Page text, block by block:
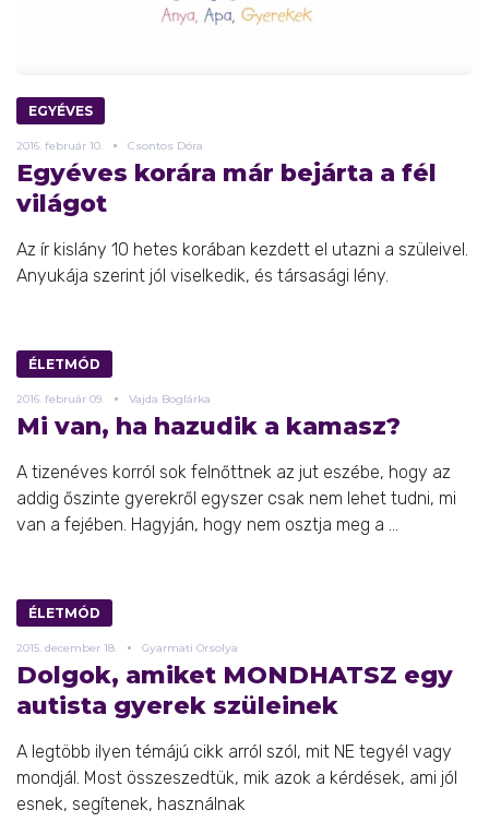
EGYÉVES
2016. február 10. Csontos Dóra
Egyéves korára már bejárta a fél
világot
Az ír kislány 10 hetes korában kezdett el utazni a szüleivel.
Anyukája szerint jól viselkedik, és társasági lény.
ÉLETMÓD
2016. február 09. Vajda Boglárka
Mi van, ha hazudik a kamasz?
A tizenéves korról sok felnőttnek az jut eszébe, hogy az
addig őszinte gyerekről egyszer csak nem lehet tudni, mi
van a fejében. Hagyján, hogy nem osztja meg a ...
ÉLETMÓD
2015. december 18. Gyarmati Orsolya
Dolgok, amiket MONDHATSZ egy
autista gyerek szüleinek
A legtöbb ilyen témájú cikk arról szól, mit NE tegyél vagy
mondjál. Most összeszedtük, mik azok a kérdések, ami jól
esnek, segítenek, használnak